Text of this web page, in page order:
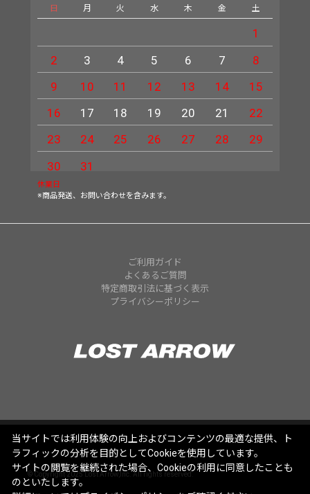
日 月 火 水 木 金 土
1
2
3 4 5 6 7
8
9
10 11 12 13 14
15
16
17 18 19 20 21
22
23
24 25 26 27 28
29
30
31
休業日
※商品発送、お問い合わせを含みます。
ご利用ガイド
よくあるご質問
特定商取引法に基づく表示
プライバシーポリシー
© Copyright 2025 Lost Arrow,Inc. All rights reserved.
当サイトでは利用体験の向上およびコンテンツの最適な提供、ト
ラフィックの分析を目的としてCookieを使用しています。
サイトの閲覧を継続された場合、Cookieの利用に同意したことも
のといたします。